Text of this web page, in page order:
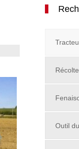
Récolte
Outil